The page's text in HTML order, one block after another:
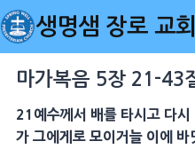
Skip
to
content
생명샘 장로 교회
마가복음 5장 21-43
21예수께서 배를 타시고 다시
가 그에게로 모이거늘 이에 바